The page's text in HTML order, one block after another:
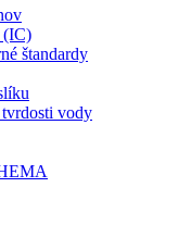
(IC)
štandardy
tvrdosti vody